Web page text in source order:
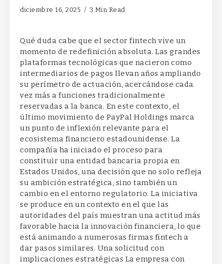
diciembre 16, 2025 3 Min Read
Qué duda cabe que el sector fintech vive un
momento de redefinición absoluta. Las grandes
plataformas tecnológicas que nacieron como
intermediarios de pagos llevan años ampliando
su perímetro de actuación, acercándose cada
vez más a funciones tradicionalmente
reservadas a la banca. En este contexto, el
último movimiento de PayPal Holdings marca
un punto de inflexión relevante para el
ecosistema financiero estadounidense. La
compañía ha iniciado el proceso para
constituir una entidad bancaria propia en
Estados Unidos, una decisión que no solo refleja
su ambición estratégica, sino también un
cambio en el entorno regulatorio. La iniciativa
se produce en un contexto en el que las
autoridades del país muestran una actitud más
favorable hacia la innovación financiera, lo que
está animando a numerosas firmas fintech a
dar pasos similares. Una solicitud con
implicaciones estratégicas La empresa con